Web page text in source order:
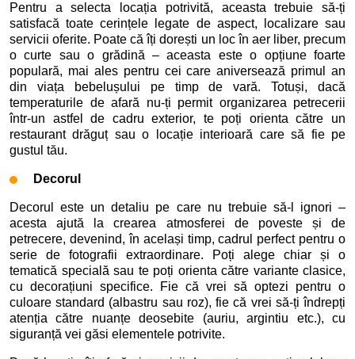
Pentru a selecta locația potrivită, aceasta trebuie să-ți
satisfacă toate cerințele legate de aspect, localizare sau
servicii oferite. Poate că îți dorești un loc în aer liber, precum
o curte sau o grădină – aceasta este o opțiune foarte
populară, mai ales pentru cei care aniversează primul an
din viața bebelușului pe timp de vară. Totuși, dacă
temperaturile de afară nu-ți permit organizarea petrecerii
într-un astfel de cadru exterior, te poți orienta către un
restaurant drăguț sau o locație interioară care să fie pe
gustul tău.
Decorul
Decorul este un detaliu pe care nu trebuie să-l ignori –
acesta ajută la crearea atmosferei de poveste și de
petrecere, devenind, în același timp, cadrul perfect pentru o
serie de fotografii extraordinare. Poți alege chiar și o
tematică specială sau te poți orienta către variante clasice,
cu decorațiuni specifice. Fie că vrei să optezi pentru o
culoare standard (albastru sau roz), fie că vrei să-ți îndrepți
atenția către nuanțe deosebite (auriu, argintiu etc.), cu
siguranță vei găsi elementele potrivite.